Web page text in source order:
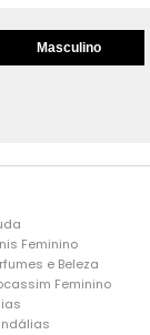
Masculino
Feminino
e Beleza
Feminino